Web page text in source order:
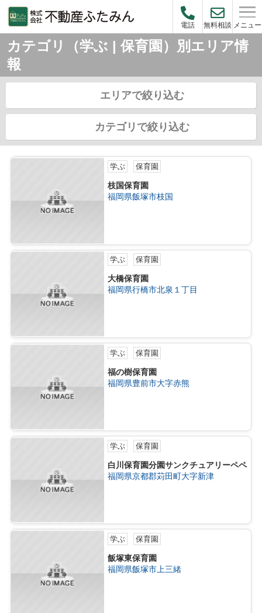
電話 無料相談 メニュー
カテゴリ（学ぶ | 保育園）別エリア情
報
エリアで絞り込む
カテゴリで絞り込む
学ぶ 保育園
枝国保育園
福岡県飯塚市枝国
学ぶ 保育園
大橋保育園
福岡県行橋市北泉１丁目
学ぶ 保育園
福の樹保育園
福岡県豊前市大字赤熊
学ぶ 保育園
白川保育園分園サンクチュアリーペペ
福岡県京都郡苅田町大字新津
学ぶ 保育園
飯塚東保育園
福岡県飯塚市上三緒